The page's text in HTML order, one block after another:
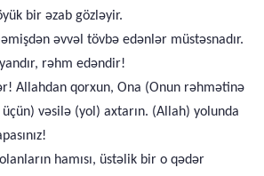
bir əzab gözləyir.
əvvəl tövbə edənlər müstəsnadır.
rəhm edəndir!
Allahdan qorxun, Ona (Onun rəhmətinə
vəsilə (yol) axtarın. (Allah) yolunda
hamısı, üstəlik bir o qədər